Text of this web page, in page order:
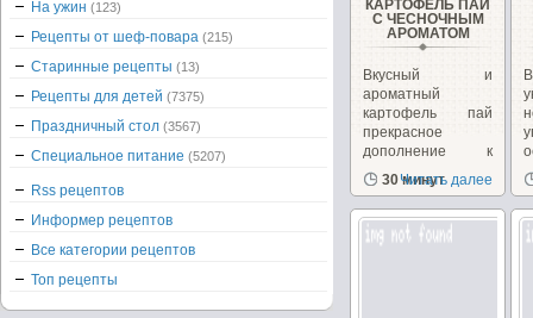
КАРТОФЕЛЬ ПАЙ
С ЧЕСНОЧНЫМ
АРОМАТОМ
Вкусный и
ароматный
картофель пай
прекрасное
дополнение к
блюдам из рыбы,
мяса...
30 минут
Читать далее
На ужин (123)
Рецепты от шеф-повара (215)
Старинные рецепты (13)
Рецепты для детей (7375)
Праздничный стол (3567)
Специальное питание (5207)
Rss рецептов
Информер рецептов
Все категории рецептов
Топ рецепты